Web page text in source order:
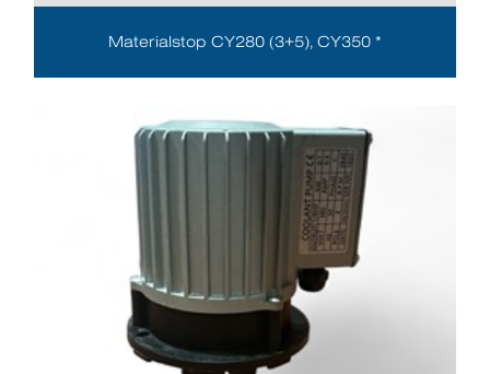
Materialstop CY280 (3+5), CY350 *